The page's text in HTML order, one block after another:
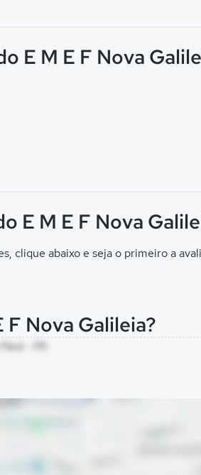
E M E F Nova
E M E F Nova
clique abaixo e seja o primeiro a
F Nova Galileia?
- PA